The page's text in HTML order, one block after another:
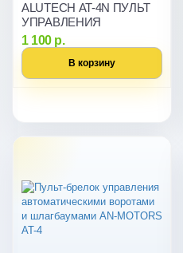
ALUTECH AT-4N ПУЛЬТ
УПРАВЛЕНИЯ
1 100 р.
В корзину